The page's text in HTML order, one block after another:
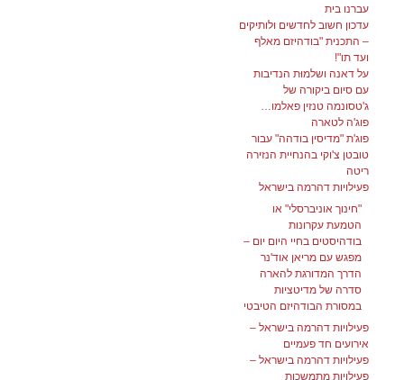
עברנו בית
עדכון חשוב לחדשים ולותיקים
– התכנית "בודהיזם מאלף
ועד תו"!
על דאנה ושלמוּת הנדיבות
עם סיום ביקורה של
ג'טסונמה טנזין פאלמו…
פוג'ה לטארה
פוג'ת "מדיסין בודהה" עבור
טובטן צ'וקי בהנחיית הנזירה
ריטה
פעילויות דהרמה בישראל
"חינוך אוניברסלי" או
הטמעת עקרונות
בודהיסטים בחיי היום יום –
מפגש עם מריאן אוד'נר
הדרך המדורגת להארה
סדרה של מדיטציות
במסורת הבודהיזם הטיבטי
פעילויות דהרמה בישראל –
אירועים חד פעמיים
פעילויות דהרמה בישראל –
פעילויות מתמשכות